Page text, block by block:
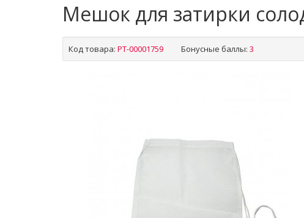
Мешок для затирки
Код товара: РТ-00001759 Бонусные баллы: 3